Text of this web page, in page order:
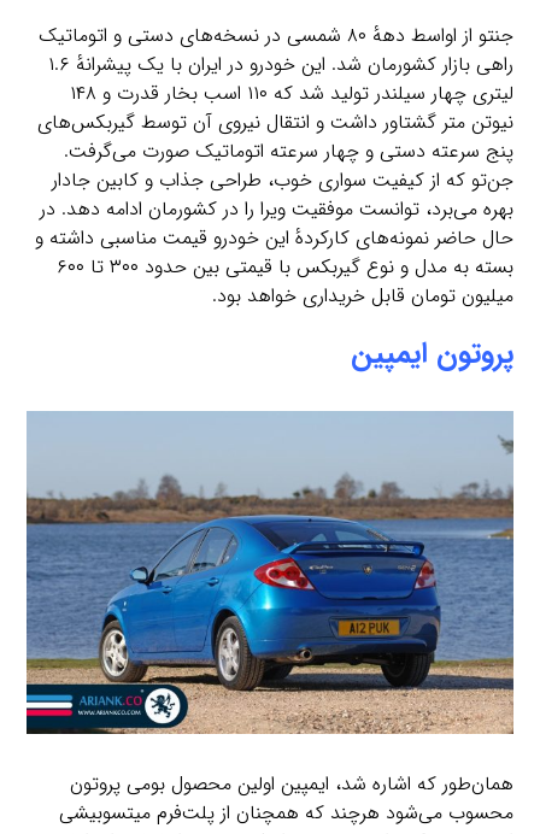
جنتو از اواسط دههٔ ۸۰ شمسی در نسخه‌های دستی و اتوماتیک
راهی بازار کشورمان شد. این خودرو در ایران با یک پیشرانهٔ ۱.۶
لیتری چهار سیلندر تولید شد که ۱۱۰ اسب بخار قدرت و ۱۴۸
نیوتن متر گشتاور داشت و انتقال نیروی آن توسط گیربکس‌های
پنج سرعته دستی و چهار سرعته اتوماتیک صورت می‌گرفت.
جن‌تو که از کیفیت سواری خوب، طراحی جذاب و کابین جادار
بهره می‌برد، توانست موفقیت ویرا را در کشورمان ادامه دهد. در
حال حاضر نمونه‌های کارکردهٔ این خودرو قیمت مناسبی داشته و
بسته به مدل و نوع گیربکس با قیمتی بین حدود ۳۰۰ تا ۶۰۰
میلیون تومان قابل خریداری خواهد بود.
پروتون ایمپین
همان‌طور که اشاره شد، ایمپین اولین محصول بومی پروتون
محسوب می‌شود هرچند که همچنان از پلت‌فرم میتسوبیشی